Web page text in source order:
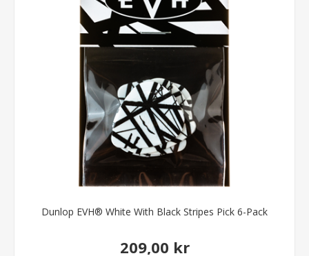
Dunlop EVH® White With Black Stripes Pick 6-Pack
209,00 kr